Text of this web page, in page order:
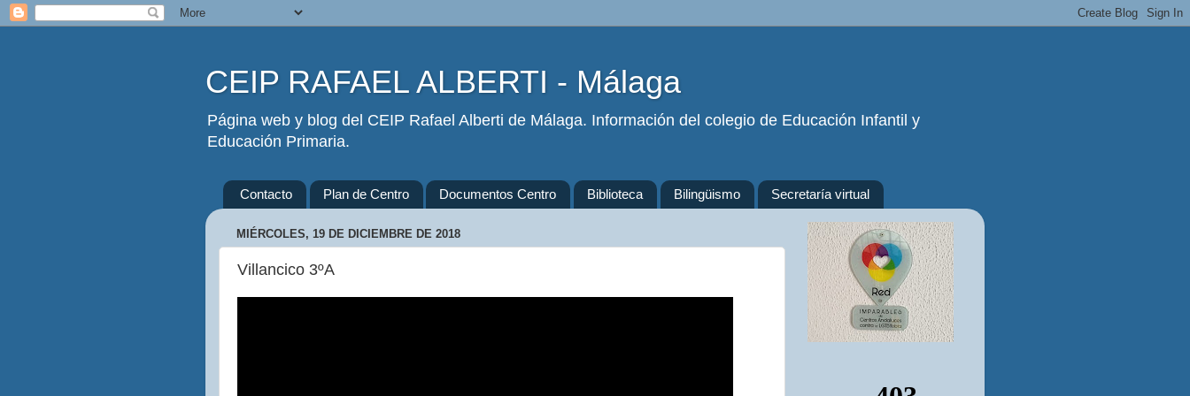
CEIP RAFAEL ALBERTI - Málaga
Página web y blog del CEIP Rafael Alberti de Málaga. Información del colegio de Educación Infantil y
Educación Primaria.
Contacto Plan de Centro Documentos Centro Biblioteca Bilingüismo Secretaría virtual
MIÉRCOLES, 19 DE DICIEMBRE DE 2018
Villancico 3ºA